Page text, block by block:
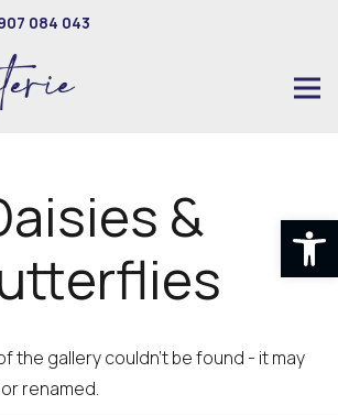
084 043
&
the gallery couldn't be found - it may
renamed.